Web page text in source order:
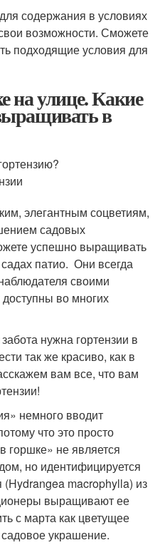
содержания в условиях
возможности. Сможете
подходящие условия для
на улице. Какие
в
элегантным соцветиям,
садовых
успешно выращивать
патио. Они всегда
своими
во многих
нужна гортензии в
так же красиво, как в
вам все, что вам
немного вводит
что это просто
горшке» не является
но идентифицируется
(Hydrangea macrophylla) из
выращивают ее
с марта как цветущее
украшение.